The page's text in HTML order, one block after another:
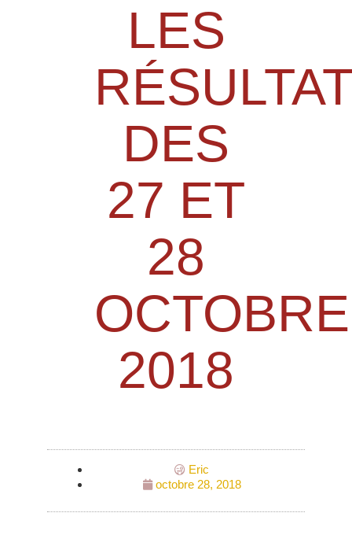
LES
DES
27 ET
28
OCTOBRE
2018
Eric
octobre 28, 2018